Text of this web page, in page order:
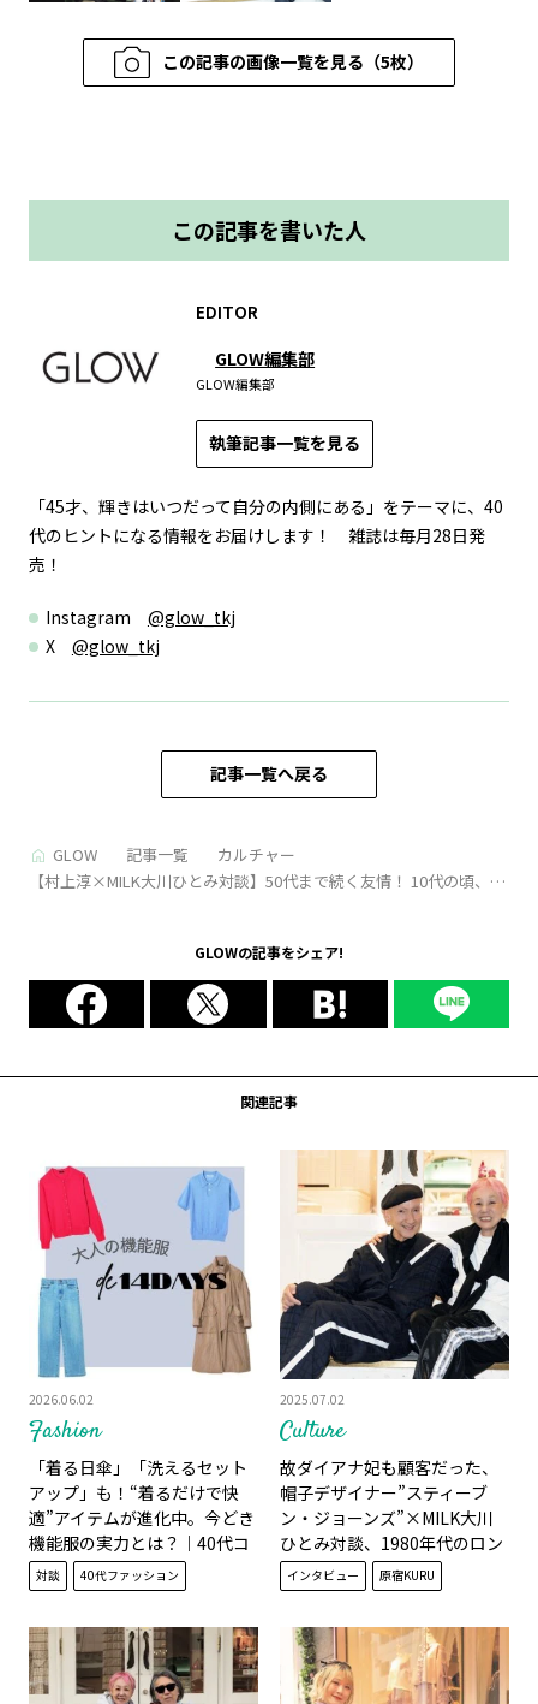
この記事の画像一覧を見る（5枚）
この記事を書いた人
EDITOR
GLOW編集部
GLOW編集部
執筆記事一覧を見る
「45才、輝きはいつだって自分の内側にある」をテーマに、40
代のヒントになる情報をお届けします！ 雑誌は毎月28日発
売！
Instagram @glow_tkj
X @glow_tkj
記事一覧へ戻る
GLOW 記事一覧
カルチャー
【村上淳×MILK大川ひとみ対談】50代まで続く友情！ 10代の頃、教
GLOWの記事をシェア!
関連記事
Fashion
2026.06.02
「着る日傘」「洗えるセット
アップ」も！“着るだけで快
適”アイテムが進化中。今どき
機能服の実力とは？｜40代コ
ーデ
対談 40代ファッション
Culture
2025.07.02
故ダイアナ妃も顧客だった、
帽子デザイナー”スティーブ
ン・ジョーンズ”×MILK大川
ひとみ対談、1980年代のロン
ドンをプレイバック！
インタビュー 原宿KURU